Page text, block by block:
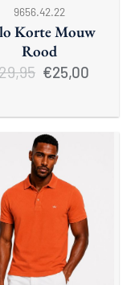
9656.42.22
Korte Mouw
Rood
Oorspronkelijke
prijs
€25,00Huidige
prijs